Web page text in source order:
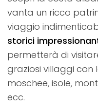
vanta un ricco
viaggio
storici
permetterà di
graziosi villaggi con
moschee, isole,
ecc.